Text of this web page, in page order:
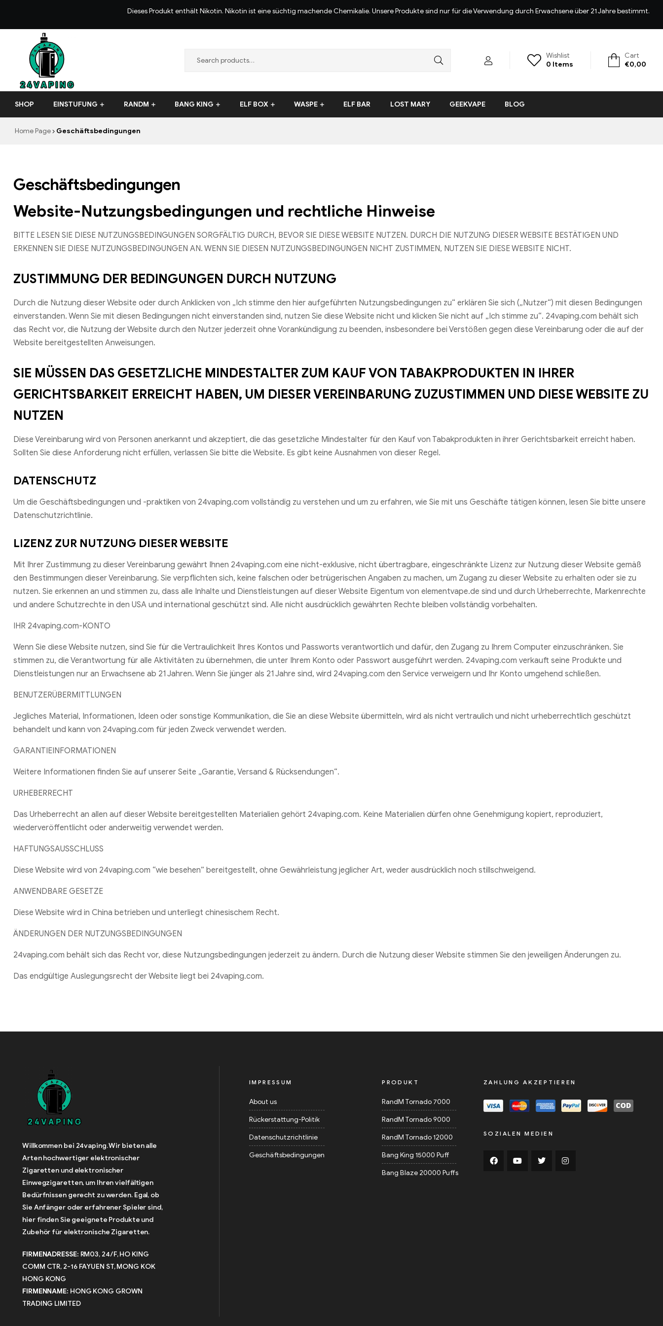
Dieses Produkt enthält Nikotin. Nikotin ist eine süchtig machende Chemikalie. Unsere Produkte sind nur für die Verwendung durch Erwachsene über 21 Jahre bestimmt.
24VAPING.COM
Wishlist
0 Items
Cart
€0,00
SHOP EINSTUFUNG RANDM BANG KING ELF BOX WASPE ELF BAR LOST MARY GEEKVAPE BLOG
Home Page Geschäftsbedingungen
Geschäftsbedingungen
Website-Nutzungsbedingungen und rechtliche Hinweise
BITTE LESEN SIE DIESE NUTZUNGSBEDINGUNGEN SORGFÄLTIG DURCH, BEVOR SIE DIESE WEBSITE NUTZEN. DURCH DIE NUTZUNG DIESER WEBSITE BESTÄTIGEN UND
ERKENNEN SIE DIESE NUTZUNGSBEDINGUNGEN AN. WENN SIE DIESEN NUTZUNGSBEDINGUNGEN NICHT ZUSTIMMEN, NUTZEN SIE DIESE WEBSITE NICHT.
ZUSTIMMUNG DER BEDINGUNGEN DURCH NUTZUNG
Durch die Nutzung dieser Website oder durch Anklicken von „Ich stimme den hier aufgeführten Nutzungsbedingungen zu“ erklären Sie sich („Nutzer“) mit diesen Bedingungen
einverstanden. Wenn Sie mit diesen Bedingungen nicht einverstanden sind, nutzen Sie diese Website nicht und klicken Sie nicht auf „Ich stimme zu“. 24vaping.com behält sich
das Recht vor, die Nutzung der Website durch den Nutzer jederzeit ohne Vorankündigung zu beenden, insbesondere bei Verstößen gegen diese Vereinbarung oder die auf der
Website bereitgestellten Anweisungen.
SIE MÜSSEN DAS GESETZLICHE MINDESTALTER ZUM KAUF VON TABAKPRODUKTEN IN IHRER
GERICHTSBARKEIT ERREICHT HABEN, UM DIESER VEREINBARUNG ZUZUSTIMMEN UND DIESE WEBSITE ZU
NUTZEN
Diese Vereinbarung wird von Personen anerkannt und akzeptiert, die das gesetzliche Mindestalter für den Kauf von Tabakprodukten in ihrer Gerichtsbarkeit erreicht haben.
Sollten Sie diese Anforderung nicht erfüllen, verlassen Sie bitte die Website. Es gibt keine Ausnahmen von dieser Regel.
DATENSCHUTZ
Um die Geschäftsbedingungen und -praktiken von 24vaping.com vollständig zu verstehen und um zu erfahren, wie Sie mit uns Geschäfte tätigen können, lesen Sie bitte unsere
Datenschutzrichtlinie.
LIZENZ ZUR NUTZUNG DIESER WEBSITE
Mit Ihrer Zustimmung zu dieser Vereinbarung gewährt Ihnen 24vaping.com eine nicht-exklusive, nicht übertragbare, eingeschränkte Lizenz zur Nutzung dieser Website gemäß
den Bestimmungen dieser Vereinbarung. Sie verpflichten sich, keine falschen oder betrügerischen Angaben zu machen, um Zugang zu dieser Website zu erhalten oder sie zu
nutzen. Sie erkennen an und stimmen zu, dass alle Inhalte und Dienstleistungen auf dieser Website Eigentum von elementvape.de sind und durch Urheberrechte, Markenrechte
und andere Schutzrechte in den USA und international geschützt sind. Alle nicht ausdrücklich gewährten Rechte bleiben vollständig vorbehalten.
IHR 24vaping.com-KONTO
Wenn Sie diese Website nutzen, sind Sie für die Vertraulichkeit Ihres Kontos und Passworts verantwortlich und dafür, den Zugang zu Ihrem Computer einzuschränken. Sie
stimmen zu, die Verantwortung für alle Aktivitäten zu übernehmen, die unter Ihrem Konto oder Passwort ausgeführt werden. 24vaping.com verkauft seine Produkte und
Dienstleistungen nur an Erwachsene ab 21 Jahren. Wenn Sie jünger als 21 Jahre sind, wird 24vaping.com den Service verweigern und Ihr Konto umgehend schließen.
BENUTZERÜBERMITTLUNGEN
Jegliches Material, Informationen, Ideen oder sonstige Kommunikation, die Sie an diese Website übermitteln, wird als nicht vertraulich und nicht urheberrechtlich geschützt
behandelt und kann von 24vaping.com für jeden Zweck verwendet werden.
GARANTIEINFORMATIONEN
Weitere Informationen finden Sie auf unserer Seite „Garantie, Versand & Rücksendungen“.
URHEBERRECHT
Das Urheberrecht an allen auf dieser Website bereitgestellten Materialien gehört 24vaping.com. Keine Materialien dürfen ohne Genehmigung kopiert, reproduziert,
wiederveröffentlicht oder anderweitig verwendet werden.
HAFTUNGSAUSSCHLUSS
Diese Website wird von 24vaping.com “wie besehen” bereitgestellt, ohne Gewährleistung jeglicher Art, weder ausdrücklich noch stillschweigend.
ANWENDBARE GESETZE
Diese Website wird in China betrieben und unterliegt chinesischem Recht.
ÄNDERUNGEN DER NUTZUNGSBEDINGUNGEN
24vaping.com behält sich das Recht vor, diese Nutzungsbedingungen jederzeit zu ändern. Durch die Nutzung dieser Website stimmen Sie den jeweiligen Änderungen zu.
Das endgültige Auslegungsrecht der Website liegt bei 24vaping.com.
Willkommen bei 24vaping. Wir bieten alle
Arten hochwertiger elektronischer
Zigaretten und elektronischer
Einwegzigaretten, um Ihren vielfältigen
Bedürfnissen gerecht zu werden. Egal, ob
Sie Anfänger oder erfahrener Spieler sind,
hier finden Sie geeignete Produkte und
Zubehör für elektronische Zigaretten.
FIRMENADRESSE: RM03, 24/F, HO KING
COMM CTR, 2-16 FAYUEN ST, MONG KOK
HONG KONG
FIRMENNAME: HONG KONG GROWN
TRADING LIMITED
IMPRESSUM
About us
Rückerstattung-Politik
Datenschutzrichtlinie
Geschäftsbedingungen
PRODUKT
RandM Tornado 7000
RandM Tornado 9000
RandM Tornado 12000
Bang King 15000 Puff
Bang Blaze 20000 Puffs
ZAHLUNG AKZEPTIEREN
SOZIALEN MEDIEN